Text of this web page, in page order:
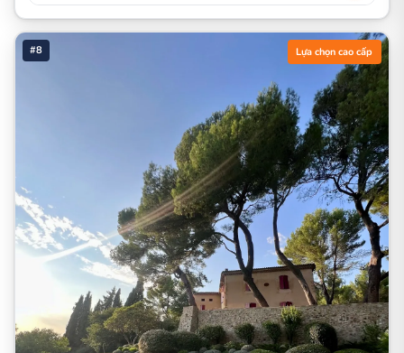
#8 Lựa chọn cao cấp